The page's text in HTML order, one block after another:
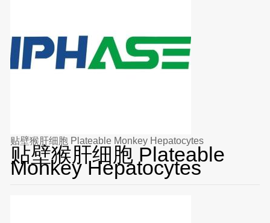
贴壁猴肝细胞 Plateable Monkey Hepatocytes
贴壁猴肝细胞 Plateable
Monkey Hepatocytes